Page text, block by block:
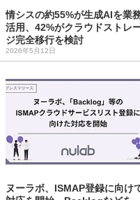
情シスの約55%が生成AIを業
活用、42%がクラウドストレ
ジ完全移行を検討
2026年5月12日
ヌーラボ、ISMAP登録に向け